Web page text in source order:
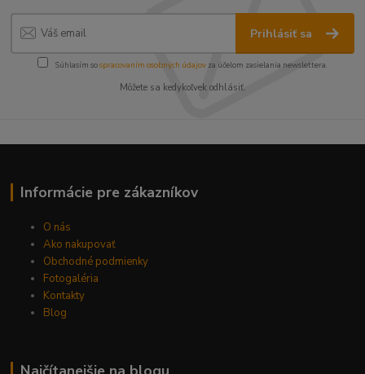
Prihlásiť sa
Súhlasím sospracovaním osobných údajov za účelom zasielania newslettera.
Môžete sa kedykoľvek odhlásiť.
Informácie pre zákazníkov
O nás
Ako nakupovať
Obchodné podmienky
Fotogaléria
Kontakty
Blog